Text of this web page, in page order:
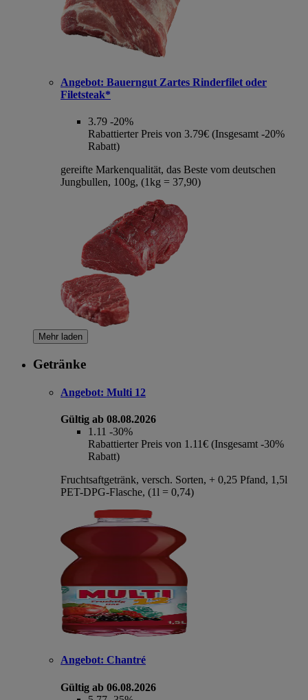
Angebot: Bauerngut Zartes Rinderfilet oder
Filetsteak*
3.79 -20%
Rabattierter Preis von 3.79€ (Insgesamt -20%
Rabatt)
gereifte Markenqualität, das Beste vom deutschen
Jungbullen, 100g, (1kg = 37,90)
Mehr laden
Getränke
Angebot: Multi 12
Gültig ab 08.08.2026
1.11 -30%
Rabattierter Preis von 1.11€ (Insgesamt -30%
Rabatt)
Fruchtsaftgetränk, versch. Sorten, + 0,25 Pfand, 1,5l
PET-DPG-Flasche, (1l = 0,74)
Angebot: Chantré
Gültig ab 06.08.2026